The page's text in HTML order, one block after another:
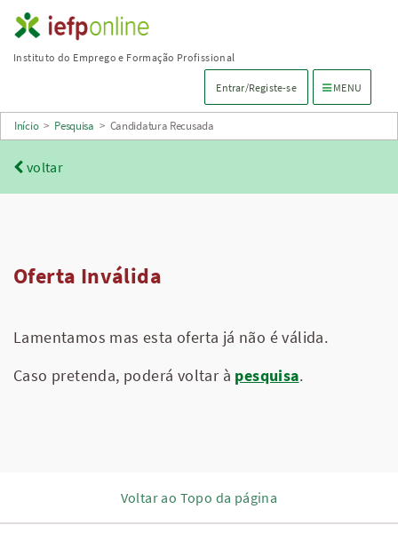
Saltar
para
principal
Instituto do Emprego e Formação Profissional
Entrar/Registe-se Menu de
MENU
Início > Pesquisa > Candidatura Recusada
voltar
Oferta Inválida
Lamentamos mas esta oferta já não é válida.
Caso pretenda, poderá voltar à pesquisa.
Voltar ao Topo da página